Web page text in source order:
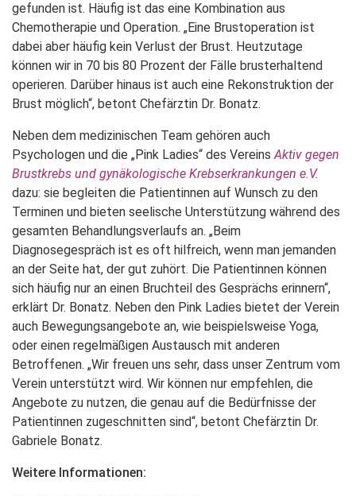
gefunden ist. Häufig ist das eine Kombination aus
Chemotherapie und Operation. „Eine Brustoperation ist
dabei aber häufig kein Verlust der Brust. Heutzutage
können wir in 70 bis 80 Prozent der Fälle brusterhaltend
operieren. Darüber hinaus ist auch eine Rekonstruktion der
Brust möglich“, betont Chefärztin Dr. Bonatz.
Neben dem medizinischen Team gehören auch
Psychologen und die „Pink Ladies“ des VereinsAktiv gegen
Brustkrebs und gynäkologische Krebserkrankungen e.V.
dazu: sie begleiten die Patientinnen auf Wunsch zu den
Terminen und bieten seelische Unterstützung während des
gesamten Behandlungsverlaufs an. „Beim
Diagnosegespräch ist es oft hilfreich, wenn man jemanden
an der Seite hat, der gut zuhört. Die Patientinnen können
sich häufig nur an einen Bruchteil des Gesprächs erinnern“,
erklärt Dr. Bonatz. Neben den Pink Ladies bietet der Verein
auch Bewegungsangebote an, wie beispielsweise Yoga,
oder einen regelmäßigen Austausch mit anderen
Betroffenen. „Wir freuen uns sehr, dass unser Zentrum vom
Verein unterstützt wird. Wir können nur empfehlen, die
Angebote zu nutzen, die genau auf die Bedürfnisse der
Patientinnen zugeschnitten sind“, betont Chefärztin Dr.
Gabriele Bonatz.
Weitere Informationen: